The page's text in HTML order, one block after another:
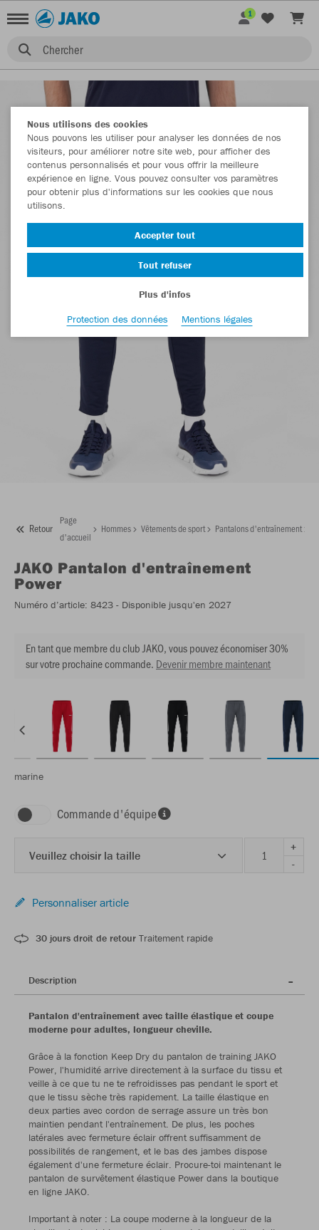
Chercher
1
Retour
Page
d'accueil
Hommes Vêtements de sport Pantalons d'entraînement
JAKO Pantalon d'entraînement
Power
Numéro d’article: 8423 - Disponible jusqu'en 2027
En tant que membre du club JAKO, vous pouvez économiser 30%
sur votre prochaine commande. Devenir membre maintenant
marine
Commande d'équipe
Veuillez choisir la taille
+
-
Personnaliser article
30 jours droit de retour Traitement rapide
Description
Pantalon d'entraînement avec taille élastique et coupe
moderne pour adultes, longueur cheville.
Grâce à la fonction Keep Dry du pantalon de training JAKO
Power, l'humidité arrive directement à la surface du tissu et
veille à ce que tu ne te refroidisses pas pendant le sport et
que le tissu sèche très rapidement. La taille élastique en
deux parties avec cordon de serrage assure un très bon
maintien pendant l'entraînement. De plus, les poches
latérales avec fermeture éclair offrent suffisamment de
possibilités de rangement, et le bas des jambes dispose
également d'une fermeture éclair. Procure-toi maintenant le
pantalon de survêtement élastique Power dans la boutique
en ligne JAKO.
Important à noter : La coupe moderne à la longueur de la
Nous utilisons des cookies
Nous pouvons les utiliser pour analyser les données de nos
visiteurs, pour améliorer notre site web, pour afficher des
contenus personnalisés et pour vous offrir la meilleure
expérience en ligne. Vous pouvez consulter vos paramètres
pour obtenir plus d'informations sur les cookies que nous
utilisons.
Accepter tout
Tout refuser
Plus d'infos
Protection des données
Mentions légales